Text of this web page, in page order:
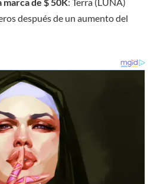
después de un aumento del